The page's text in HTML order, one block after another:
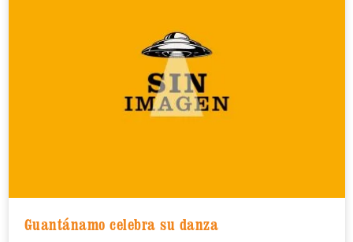
Guantánamo celebra su danza